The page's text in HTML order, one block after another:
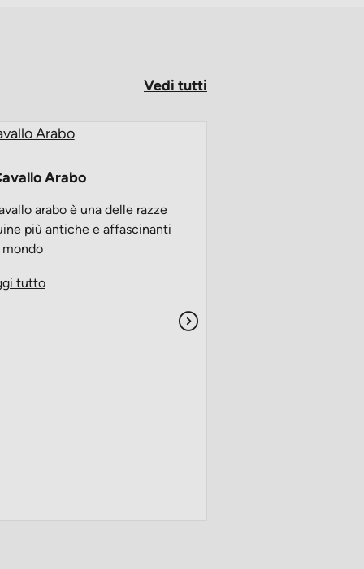
Vedi tutti
Arabo
arabo è una delle razze
più antiche e affascinanti
tutto